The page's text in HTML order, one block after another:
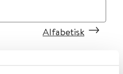
Alfabetisk